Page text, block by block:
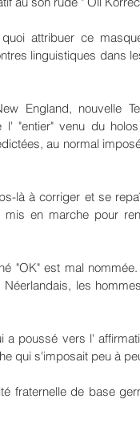
attribuer ce
linguistiques dans
England, nouvelle
l' "entier" venu du
au normal
là à corriger et se
en marche pour
"OK" est mal
les
a poussé vers l'
qui s'imposait peu à
fraternelle de base